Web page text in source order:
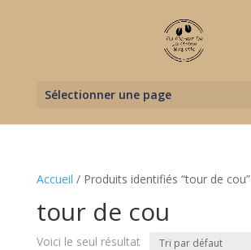
Sélectionner une page
Accueil / Produits identifiés “tour de cou”
tour de cou
Voici le seul résultat